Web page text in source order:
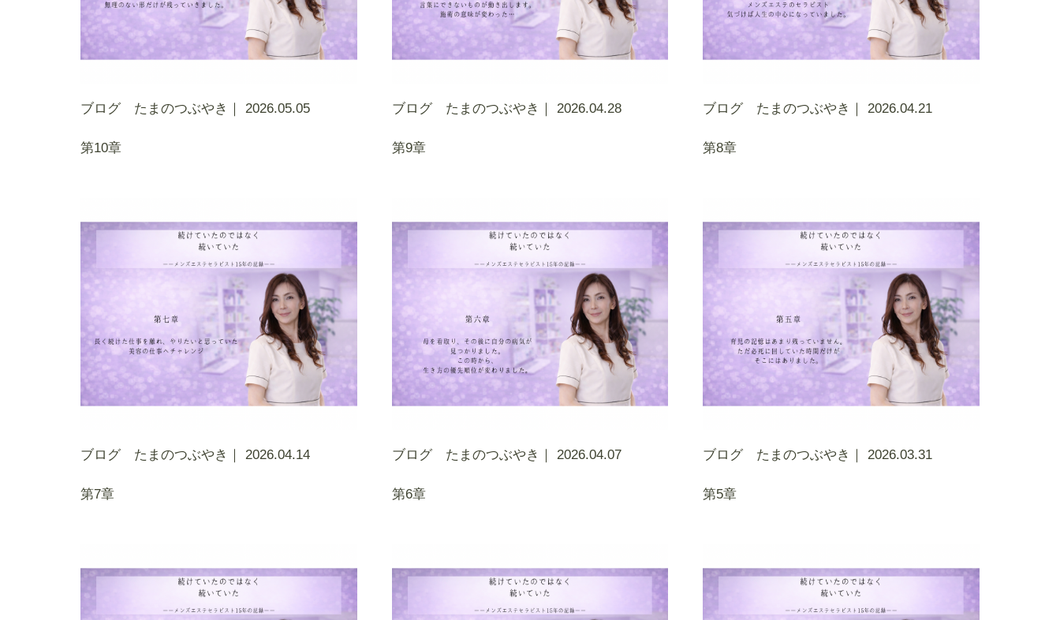
ブログ たまのつぶやき｜ 2026.05.05
第10章
ブログ たまのつぶやき｜ 2026.04.28
第9章
ブログ たまのつぶやき｜ 2026.04.21
第8章
ブログ たまのつぶやき｜ 2026.04.14
第7章
ブログ たまのつぶやき｜ 2026.04.07
第6章
ブログ たまのつぶやき｜ 2026.03.31
第5章